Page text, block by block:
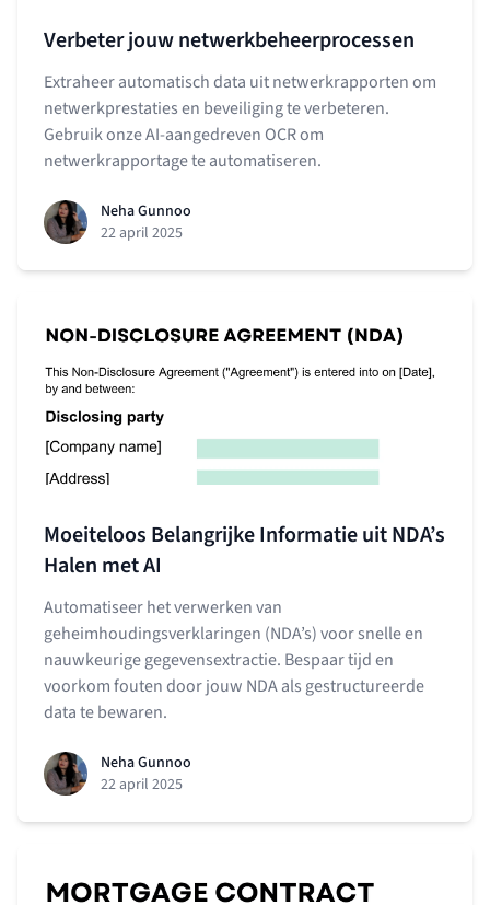
Verbeter jouw netwerkbeheerprocessen
Extraheer automatisch data uit netwerkrapporten om
netwerkprestaties en beveiliging te verbeteren.
Gebruik onze AI-aangedreven OCR om
netwerkrapportage te automatiseren.
Neha Gunnoo
22 april 2025
Moeiteloos Belangrijke Informatie uit NDA’s
Halen met AI
Automatiseer het verwerken van
geheimhoudingsverklaringen (NDA’s) voor snelle en
nauwkeurige gegevensextractie. Bespaar tijd en
voorkom fouten door jouw NDA als gestructureerde
data te bewaren.
Neha Gunnoo
22 april 2025